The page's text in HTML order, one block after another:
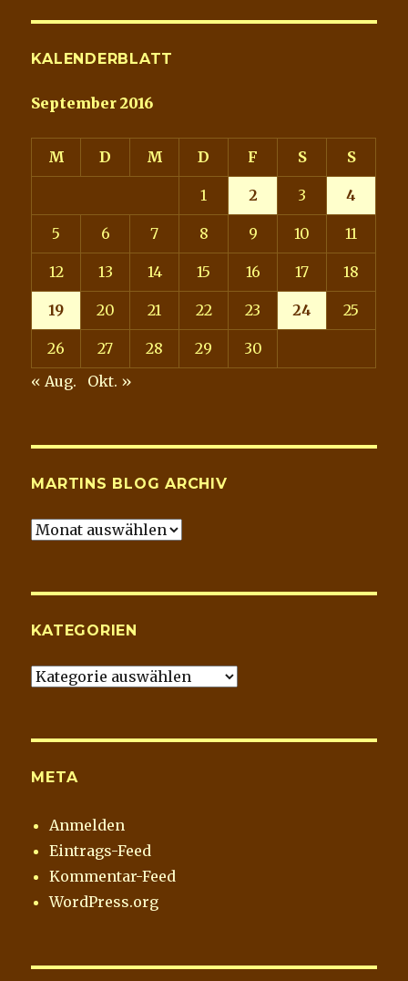
KALENDERBLATT
September 2016
M D M D F S S
1 2 3 4
5 6 7 8 9 10 11
12 13 14 15 16 17 18
19 20 21 22 23 24 25
26 27 28 29
30
« Aug.
Okt. »
MARTINS BLOG ARCHIV
Martins
KATEGORIEN
Kategorien
META
Anmelden
Eintrags-Feed
Kommentar-Feed
WordPress.org